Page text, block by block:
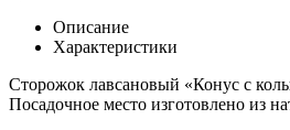
Описание
Характеристики
Сторожок лавсановый «Конус с
Посадочное место изготовлено из